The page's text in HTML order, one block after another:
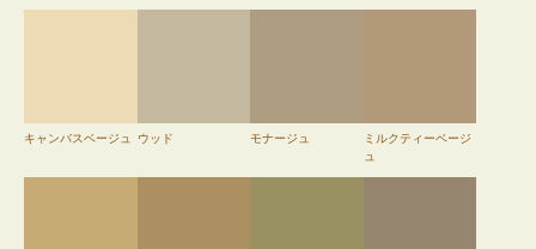
キャンバスベージュ ウッド モナージュ
ミルクティーベージ
ュ